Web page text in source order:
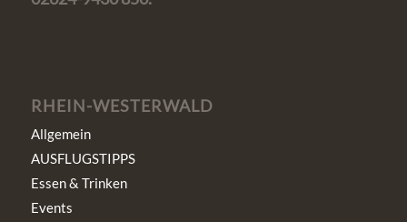
RHEIN-WESTERWALD
Allgemein
AUSFLUGSTIPPS
Essen & Trinken
Events